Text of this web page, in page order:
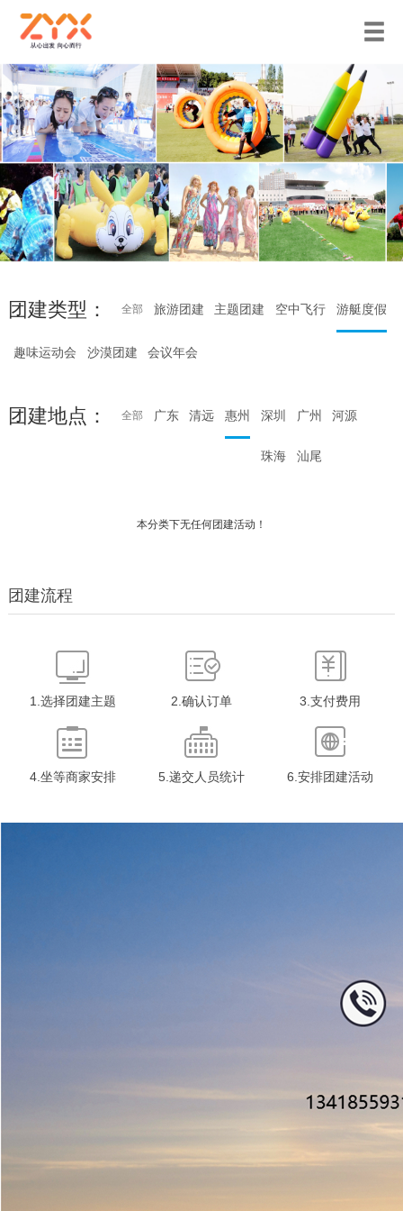
团建类型： 全部 旅游团建 主题团建 空中飞行 游艇度假
趣味运动会 沙漠团建 会议年会
团建地点： 全部 广东 清远 惠州 深圳 广州 河源
珠海 汕尾
本分类下无任何团建活动！
团建流程
1.选择团建主题 2.确认订单 3.支付费用
4.坐等商家安排 5.递交人员统计 6.安排团建活动